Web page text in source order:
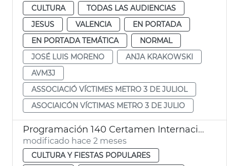
CULTURA
TODAS LAS AUDIENCIAS
JESUS
VALENCIA
EN PORTADA
EN PORTADA TEMÁTICA
NORMAL
JOSÉ LUIS MORENO
ANJA KRAKOWSKI
AVM3J
ASSOCIACIÓ VÍCTIMES METRO 3 DE JULIOL
ASOCIAICÓN VÍCTIMAS METRO 3 DE JULIO
Programación 140 Certamen Internacional Bandas Música Ciudad València
modificado hace 2 meses
CULTURA Y FIESTAS POPULARES